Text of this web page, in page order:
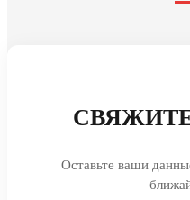
Оставьте ваши